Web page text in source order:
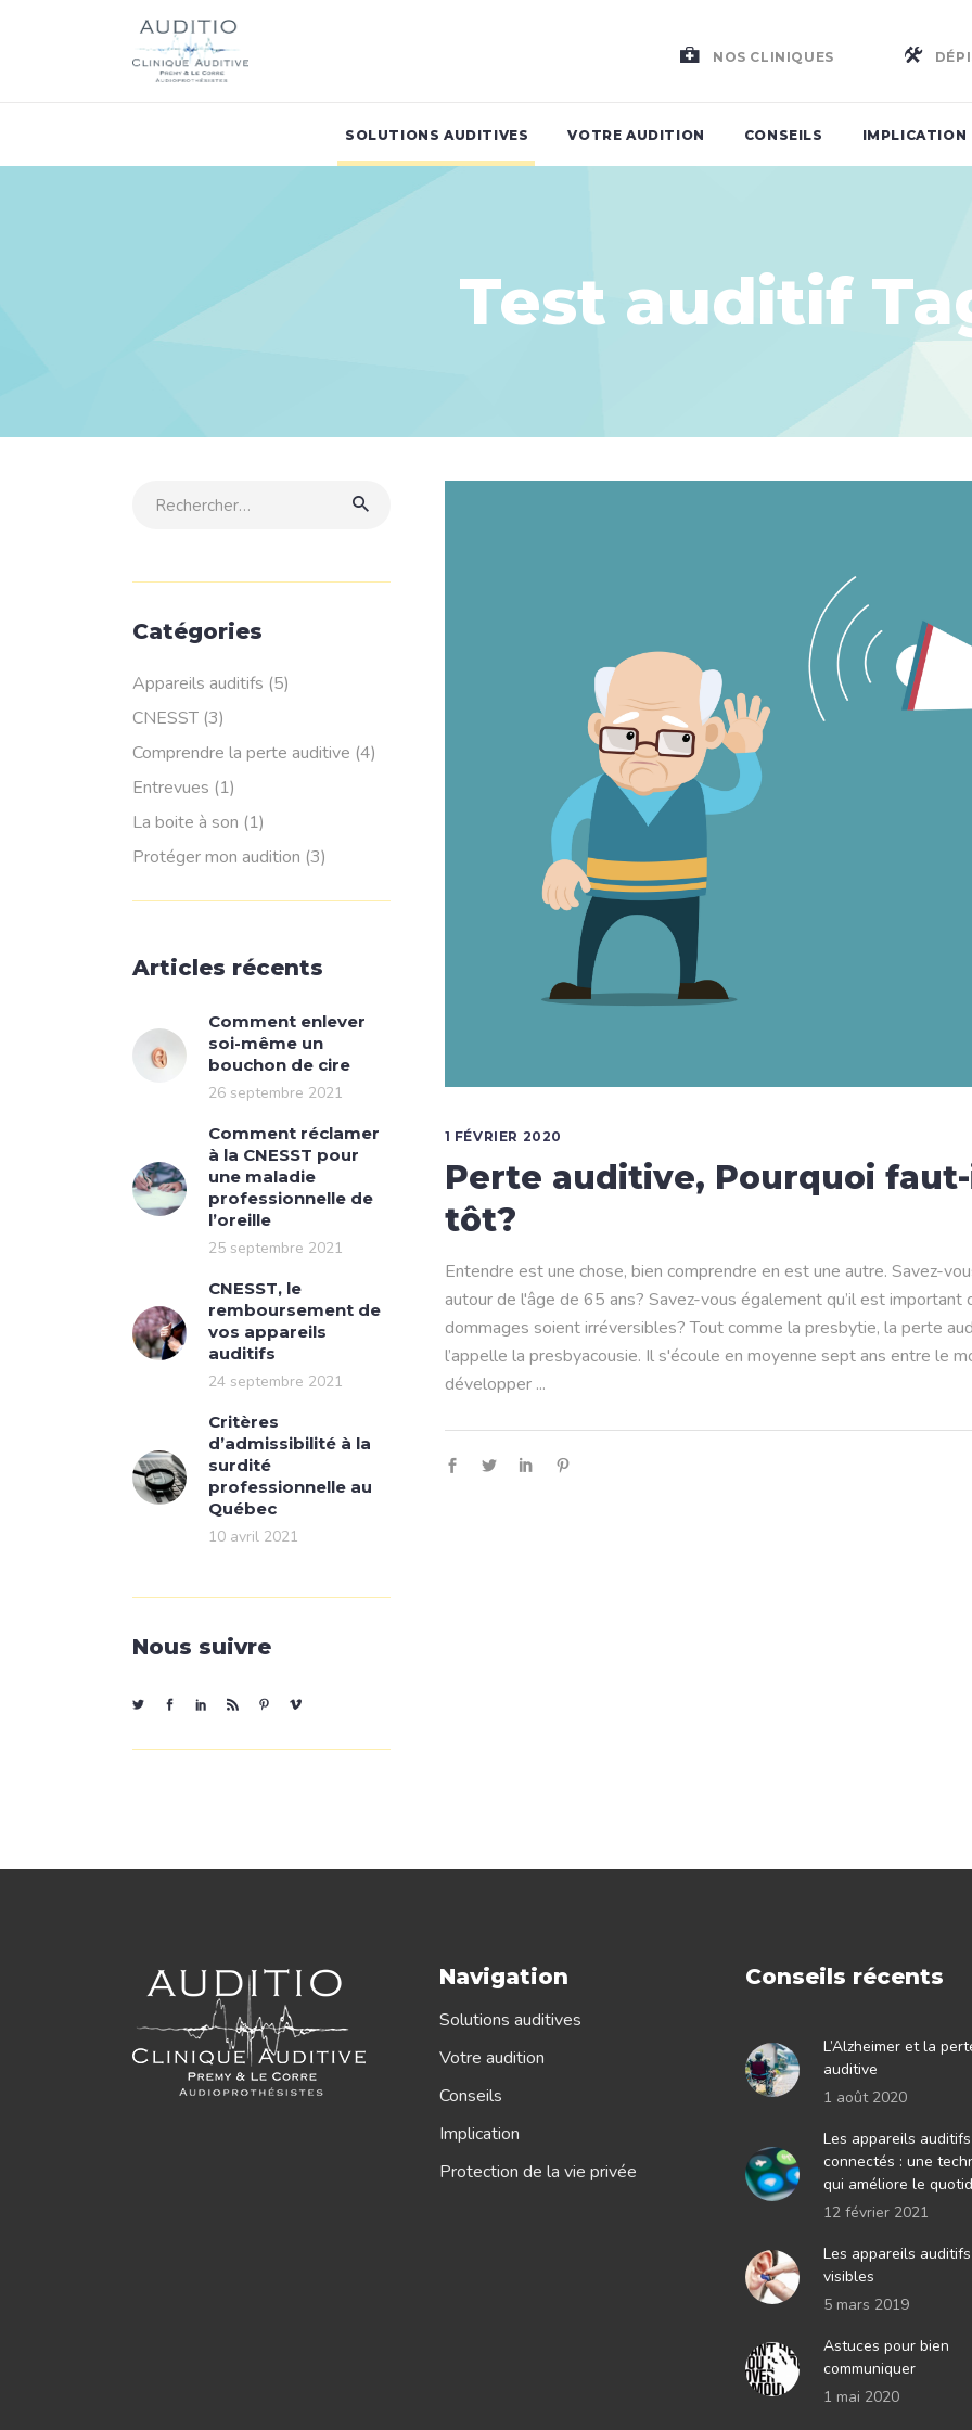
NOS CLINIQUES
SOLUTIONS AUDITIVES VOTRE AUDITION CONSEILS IMPLICATION
Test auditif
1 FÉVRIER 2020
Perte auditive, Pourquoi
tôt?
Entendre est une chose, bien comprendre en est une autre. Savez-
autour de l'âge de 65 ans? Savez-vous également qu’il est
dommages soient irréversibles? Tout comme la presbytie, la perte
l’appelle la presbyacousie. Il s'écoule en moyenne sept ans entre le
développer
Rechercher:
Catégories
Appareils auditifs (5)
CNESST (3)
Comprendre la perte auditive (4)
Entrevues (1)
La boite à son (1)
Protéger mon audition (3)
Articles récents
Comment enlever
soi-même un
bouchon de cire
26 septembre 2021
Comment réclamer
à la CNESST pour
une maladie
professionnelle de
l’oreille
25 septembre 2021
CNESST, le
remboursement de
vos appareils
auditifs
24 septembre 2021
Critères
d’admissibilité à la
surdité
professionnelle au
Québec
10 avril 2021
Nous suivre
Navigation
Solutions auditives
Votre audition
Conseils
Implication
Protection de la vie privée
Conseils récents
L’Alzheimer et la
auditive
1 août 2020
Les appareils auditifs
connectés : une
qui améliore le
12 février 2021
Les appareils
visibles
5 mars 2019
Astuces pour bien
communiquer
1 mai 2020